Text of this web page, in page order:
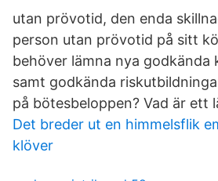
utan prövotid, den enda
person utan prövotid på sitt
behöver lämna nya
samt godkända
på bötesbeloppen? Vad är ett
Det breder ut en himmelsflik
klöver